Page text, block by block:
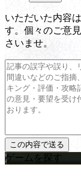
いただいた内容
す。個々のご意
さいませ。
ゲームを探す